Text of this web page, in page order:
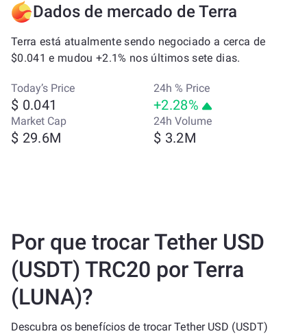
Dados de mercado de Terra
Terra está atualmente sendo negociado a cerca de
$0.041 e mudou +2.1% nos últimos sete dias.
Today’s Price
$ 0.041
24h % Price
+2.28%
Market Cap
$ 29.6M
24h Volume
$ 3.2M
Por que trocar Tether USD
(USDT) TRC20 por Terra
(LUNA)?
Descubra os benefícios de trocar Tether USD (USDT)